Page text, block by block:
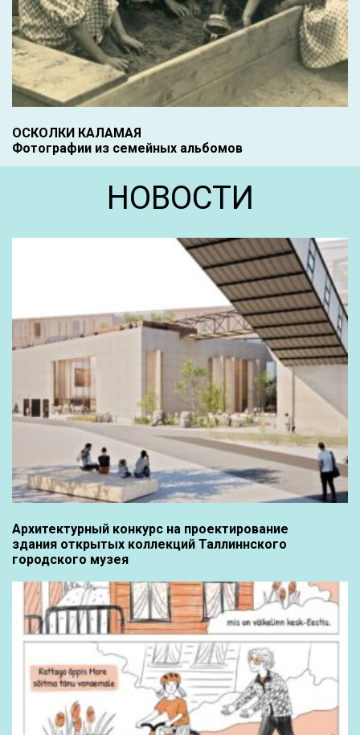
ОСКОЛКИ КАЛАМАЯ
Фотографии из семейных альбомов
НОВОСТИ
Архитектурный конкурс на проектирование
здания открытых коллекций Таллиннского
городского музея